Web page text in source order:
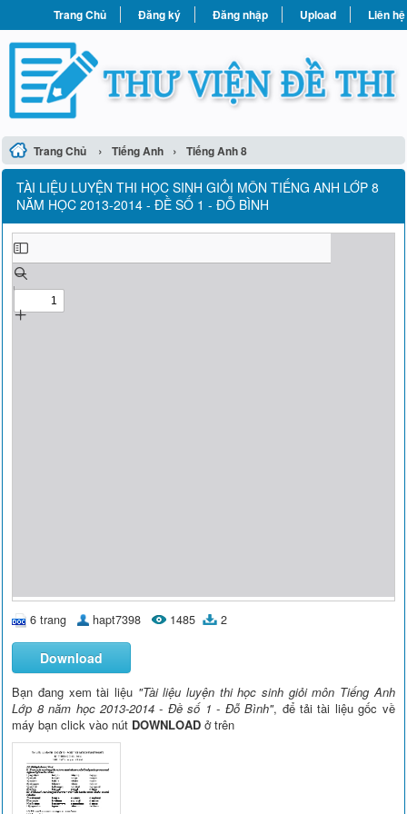
Trang Chủ Đăng ký Đăng nhập Upload Liên hệ
Trang Chủ › Tiếng Anh › Tiếng Anh 8
TÀI LIỆU LUYỆN THI HỌC SINH GIỎI MÔN TIẾNG ANH LỚP 8
NĂM HỌC 2013-2014 - ĐỀ SỐ 1 - ĐỖ BÌNH
6 trang hapt7398 1485 2
Download
Bạn đang xem tài liệu "Tài liệu luyện thi học sinh giỏi môn Tiếng Anh
Lớp 8 năm học 2013-2014 - Đề số 1 - Đỗ Bình", để tải tài liệu gốc về
máy bạn click vào nút DOWNLOAD ở trên